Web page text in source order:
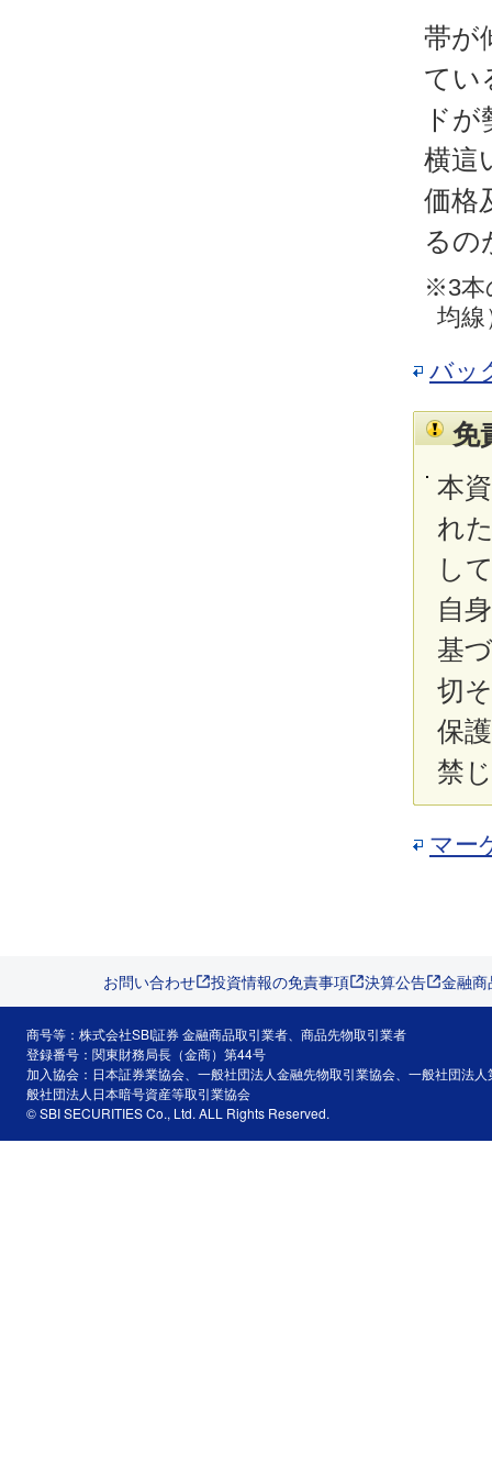
帯が
てい
ド
横這
価格
るの
※3本
均
バッ
免
本
れ
し
自
基
切
保
禁
マー
お問い合わせ 投資情報の免責事項 決算公告 金融
商号等：株式会社SBI証券 金融商品取引業者、商品先物取引業者
登録番号：関東財務局長（金商）第44号
加入協会：日本証券業協会、一般社団法人金融先物取引業協会、一般社団法
般社団法人日本暗号資産等取引業協会
© SBI SECURITIES Co., Ltd. ALL Rights Reserved.